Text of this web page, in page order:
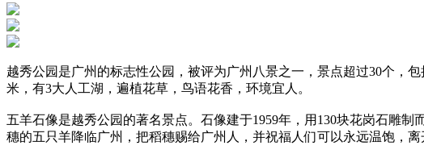
越秀公园是广州的标志性公园，被评为广州八景之一，景点超过30个，
米，有3大人工湖，遍植花草，鸟语花香，环境宜人。
五羊石像是越秀公园的著名景点。石像建于1959年，用130块花岗石雕
穗的五只羊降临广州，把稻穗赐给广州人，并祝福人们可以永远温饱，离